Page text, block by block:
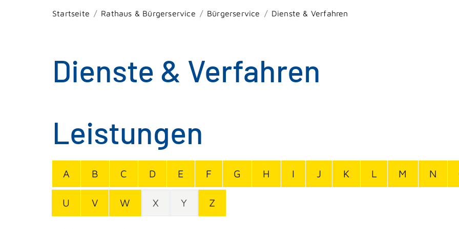
Startseite Rathaus & Bürgerservice Bürgerservice Dienste & Verfahren
Dienste & Verfahren
Leistungen
A B C D E F G H I J K L M N
U V W X Y Z